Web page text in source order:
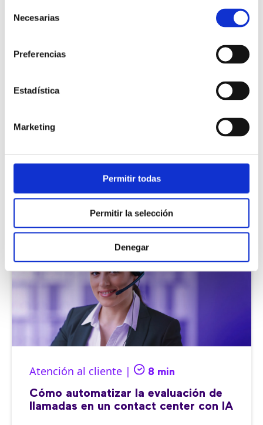
Necesarias
Preferencias
Estadística
Marketing
Permitir todas
Permitir la selección
Denegar
Atención al cliente | 8 min
Cómo automatizar la evaluación de
llamadas en un contact center con IA